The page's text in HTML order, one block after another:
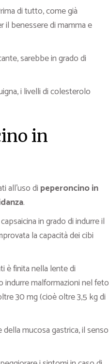
di tutto, come già
benessere di mamma e
sarebbe in grado di
i livelli di colesterolo
in
all’uso di peperoncino in
.
in grado di indurre il
la capacità dei cibi
è finita nella lente di
malformazioni nel feto
30 mg (cioè oltre 3,5 kg di
mucosa gastrica, il senso